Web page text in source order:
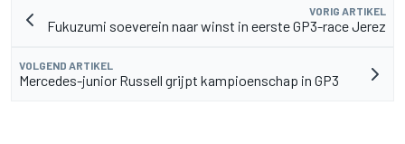
VORIG ARTIKEL
Fukuzumi soeverein naar winst in eerste GP3-race Jerez
VOLGEND ARTIKEL
Mercedes-junior Russell grijpt kampioenschap in GP3